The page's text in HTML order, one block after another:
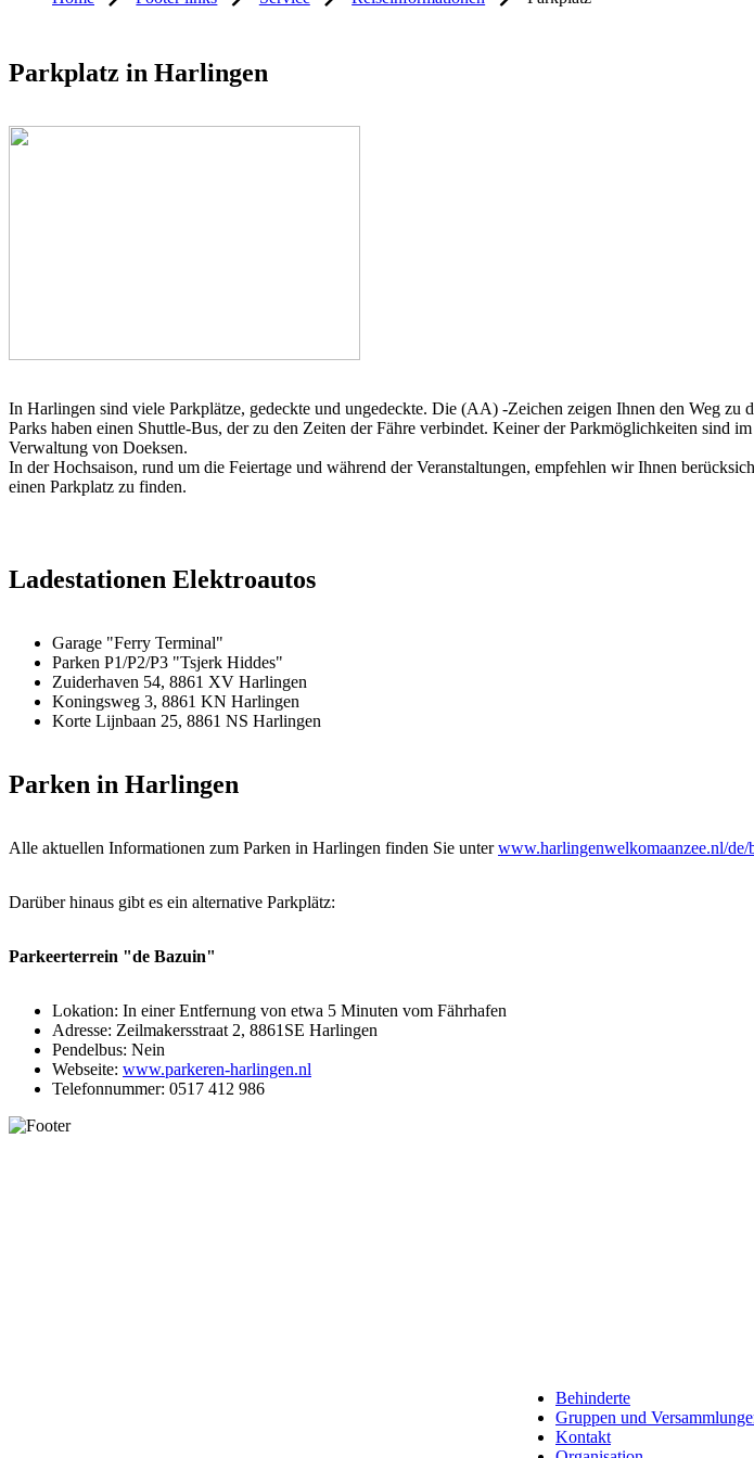
Parkplatz in Harlingen
In Harlingen sind viele Parkplätze, gedeckte und ungedeckte. Die (AA) -Zeichen zeigen Ihnen den Weg zu
Parks haben einen Shuttle-Bus, der zu den Zeiten der Fähre verbindet. Keiner der Parkmöglichkeiten sind
Verwaltung von Doeksen.
In der Hochsaison, rund um die Feiertage und während der Veranstaltungen, empfehlen wir Ihnen
einen Parkplatz zu finden.
Ladestationen Elektroautos
Garage "Ferry Terminal"
Parken P1/P2/P3 "Tsjerk Hiddes"
Zuiderhaven 54, 8861 XV Harlingen
Koningsweg 3, 8861 KN Harlingen
Korte Lijnbaan 25, 8861 NS Harlingen
Parken in Harlingen
Alle aktuellen Informationen zum Parken in Harlingen finden Sie unterwww.harlingenwelkomaanzee.nl/de/
Darüber hinaus gibt es ein alternative Parkplätz:
Parkeerterrein "de Bazuin"
Lokation: In einer Entfernung von etwa 5 Minuten vom Fährhafen
Adresse: Zeilmakersstraat 2, 8861SE Harlingen
Pendelbus: Nein
Webseite: www.parkeren-harlingen.nl
Telefonnummer: 0517 412 986
Behinderte
Gruppen und
Kontakt